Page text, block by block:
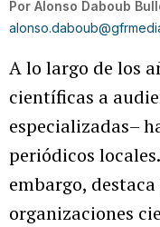
Por Alonso Daboub
A lo largo de los
científicas a
especializadas–
periódicos
embargo,
organizaciones